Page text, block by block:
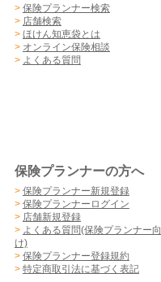
> 保険プランナー検索
> 店舗検索
> ほけん知恵袋とは
> オンライン保険相談
> よくある質問
保険プランナーの方へ
> 保険プランナー新規登録
> 保険プランナーログイン
> 店舗新規登録
> よくある質問(保険プランナー向
け)
> 保険プランナー登録規約
> 特定商取引法に基づく表記